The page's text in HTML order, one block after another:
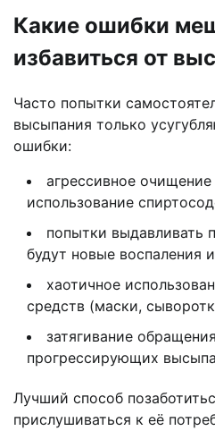
Какие ошибки
избавиться от
Часто попытки
высыпания только
ошибки:
агрессивное
использование
попытки выдавливать
будут новые воспаления
хаотичное
средств (маски,
затягивание
прогрессирующих
Лучший способ
прислушиваться к её